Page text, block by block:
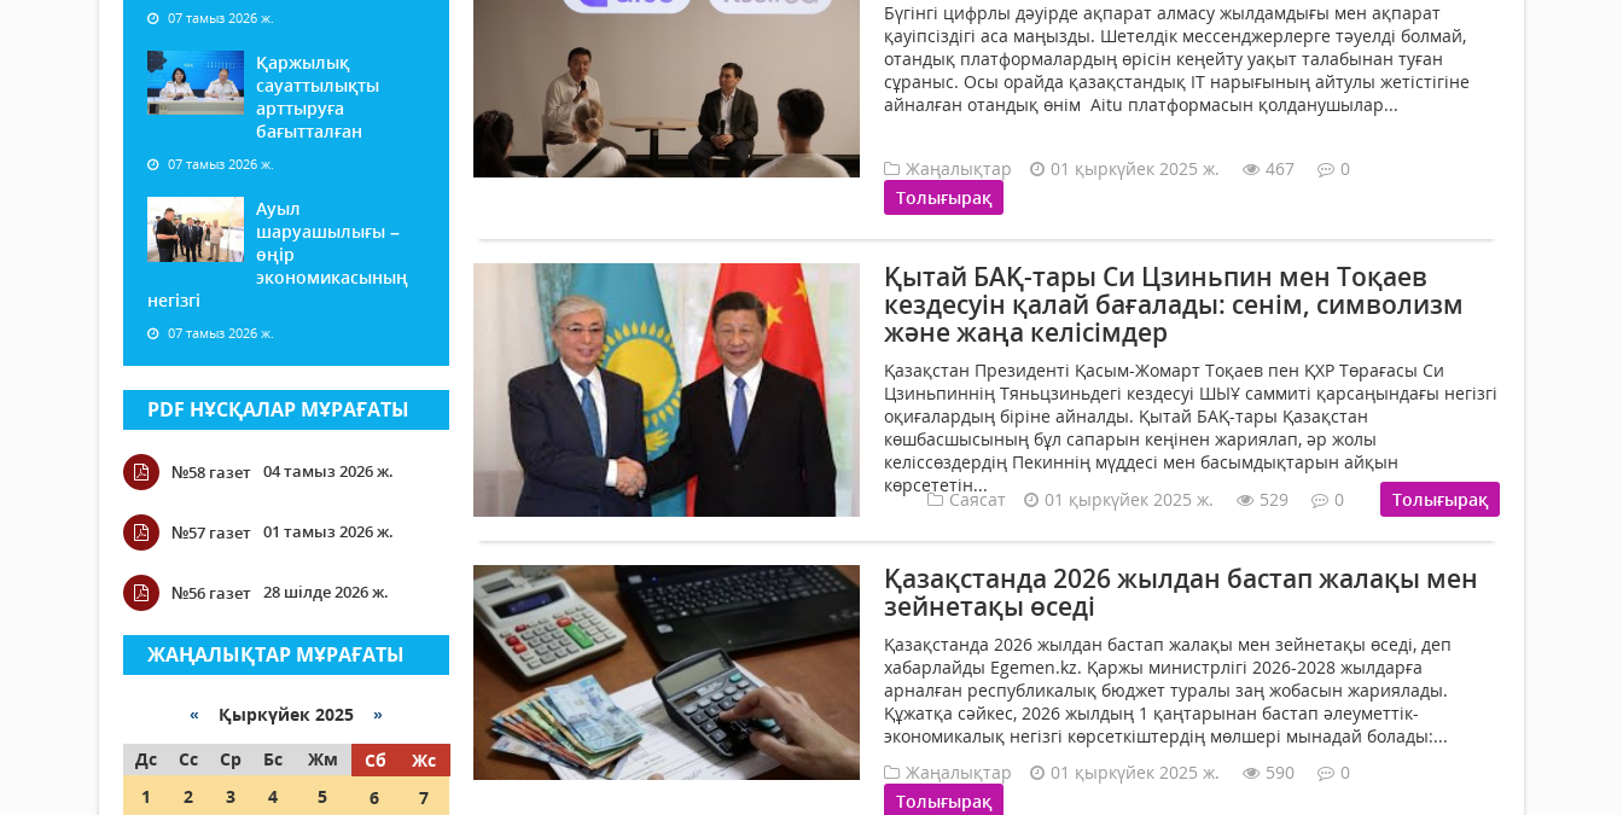
07 тамыз 2026 ж.
Қаржылық
сауаттылықты
арттыруға
бағытталған
07 тамыз 2026 ж.
Ауыл
шаруашылығы –
өңір
экономикасының
негізгі
07 тамыз 2026 ж.
PDF НҰСҚАЛАР МҰРАҒАТЫ
№58 газет 04 тамыз 2026 ж.
№57 газет 01 тамыз 2026 ж.
№56 газет 28 шілде 2026 ж.
ЖАҢАЛЫҚТАР МҰРАҒАТЫ
« Қыркүйек 2025 »
Дс
Сс Ср Бс Жм Сб
Жс
1
2 3 4 5 6
7
Бүгінгі цифрлы дәуірде ақпарат алмасу жылдамдығы мен ақпарат
қауіпсіздігі аса маңызды. Шетелдік мессенджерлерге тәуелді болмай,
отандық платформалардың өрісін кеңейту уақыт талабынан туған
сұраныс. Осы орайда қазақстандық IT нарығының айтулы жетістігіне
айналған отандық өнім Aitu платформасын қолданушылар...
Жаңалықтар 01 қыркүйек 2025 ж. 467
0
Толығырақ
Қытай БАҚ-тары Си Цзиньпин мен Тоқаев
кездесуін қалай бағалады: сенім, символизм
және жаңа келісімдер
Қазақстан Президенті Қасым-Жомарт Тоқаев пен ҚХР Төрағасы Си
Цзиньпиннің Тяньцзиньдегі кездесуі ШЫҰ саммиті қарсаңындағы негізгі
оқиғалардың біріне айналды. Қытай БАҚ-тары Қазақстан
көшбасшысының бұл сапарын кеңінен жариялап, әр жолы
келіссөздердің Пекиннің мүддесі мен басымдықтарын айқын
көрсететін...
Саясат 01 қыркүйек 2025 ж. 529 0 Толығырақ
Қазақстанда 2026 жылдан бастап жалақы мен
зейнетақы өседі
Қазақстанда 2026 жылдан бастап жалақы мен зейнетақы өседі, деп
хабарлайды Egemen.kz. Қаржы министрлігі 2026-2028 жылдарға
арналған республикалық бюджет туралы заң жобасын жариялады.
Құжатқа сәйкес, 2026 жылдың 1 қаңтарынан бастап әлеуметтік-
экономикалық негізгі көрсеткіштердің мөлшері мынадай болады:...
Жаңалықтар
01 қыркүйек 2025 ж. 590
0
Толығырақ